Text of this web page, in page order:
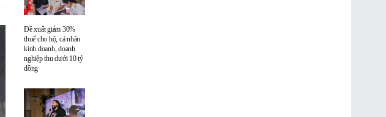
Đề xuất giảm 30%
thuế cho hộ, cá nhân
kinh doanh, doanh
nghiệp thu dưới 10 tỷ
đồng